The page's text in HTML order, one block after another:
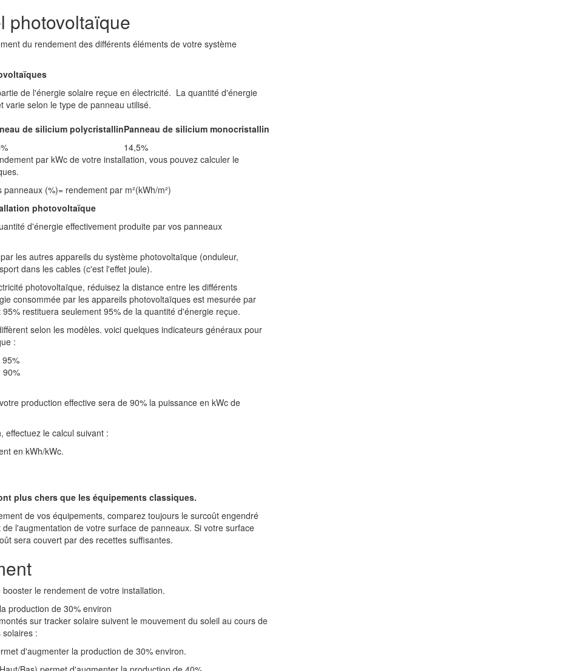
photovoltaïque
du rendement des différents éléments de votre système
de l'énergie solaire reçue en électricité. La quantité d'énergie
selon le type de panneau utilisé.
de silicium polycristallinPanneau de silicium monocristallin
14,5%
par kWc de votre installation, vous pouvez calculer le
(%)= rendement par m²(kWh/m²)
photovoltaïque
d'énergie effectivement produite par vos panneaux
les autres appareils du système photovoltaïque (onduleur,
dans les cables (c'est l'effet joule).
photovoltaïque, réduisez la distance entre les différents
consommée par les appareils photovoltaïques est mesurée par
restituera seulement 95% de la quantité d'énergie reçue.
selon les modèles. voici quelques indicateurs généraux pour
:
95%
90%
production effective sera de 90% la puissance en kWc de
effectuez le calcul suivant :
en kWh/kWc.
plus chers que les équipements classiques.
de vos équipements, comparez toujours le surcoût engendré
l'augmentation de votre surface de panneaux. Si votre surface
sera couvert par des recettes suffisantes.
le rendement de votre installation.
production de 30% environ
sur tracker solaire suivent le mouvement du soleil au cours de
:
d'augmenter la production de 30% environ.